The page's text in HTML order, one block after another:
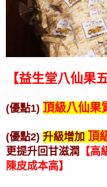
【益生堂八仙果
(優點1) 頂級八仙果
(優點2) 升級增加 頂
更提升回甘滋潤 【
陳皮成本高】